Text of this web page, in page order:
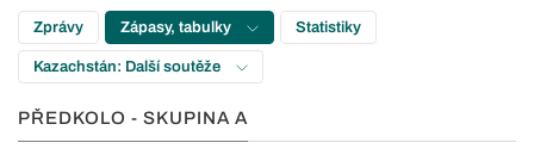
Zprávy Zápasy, tabulky Statistiky
Kazachstán: Další soutěže
PŘEDKOLO - SKUPINA A